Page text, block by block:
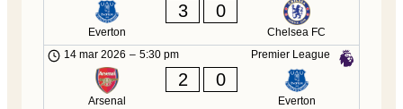
Everton
3 0
Chelsea FC
Premier League
14 mar 2026 – 5:30 pm
Arsenal
2 0
Everton